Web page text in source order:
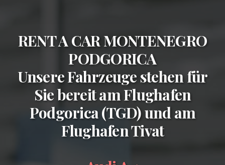
RENT A CAR MONTENEGRO
PODGORICA
Unsere Fahrzeuge stehen für
Sie bereit amFlughafen
Podgorica (TGD)und am
Flughafen Tivat